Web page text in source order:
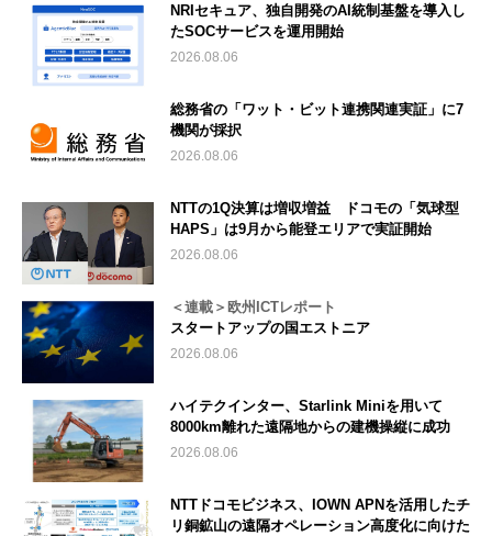
NRIセキュア、独自開発のAI統制基盤を導入し
たSOCサービスを運用開始
2026.08.06
総務省の「ワット・ビット連携関連実証」に7
機関が採択
2026.08.06
NTTの1Q決算は増収増益 ドコモの「気球型
HAPS」は9月から能登エリアで実証開始
2026.08.06
＜連載＞欧州ICTレポート
スタートアップの国エストニア
2026.08.06
ハイテクインター、Starlink Miniを用いて
8000km離れた遠隔地からの建機操縦に成功
2026.08.06
NTTドコモビジネス、IOWN APNを活用したチ
リ銅鉱山の遠隔オペレーション高度化に向けた